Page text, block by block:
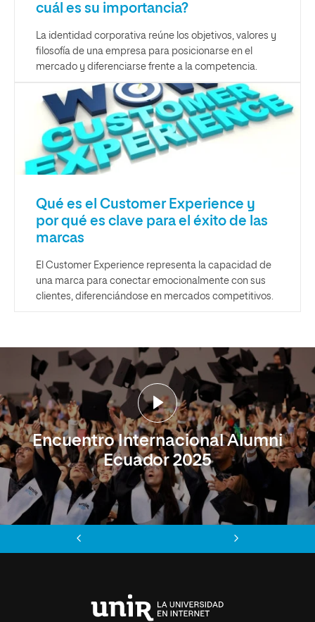
cuál es su importancia?
La identidad corporativa reúne los objetivos, valores y
filosofía de una empresa para posicionarse en el
mercado y diferenciarse frente a la competencia.
Qué es el Customer Experience y
por qué es clave para el éxito de las
marcas
El Customer Experience representa la capacidad de
una marca para conectar emocionalmente con sus
clientes, diferenciándose en mercados competitivos.
Encuentro Internacional Alumni
Ecuador 2025